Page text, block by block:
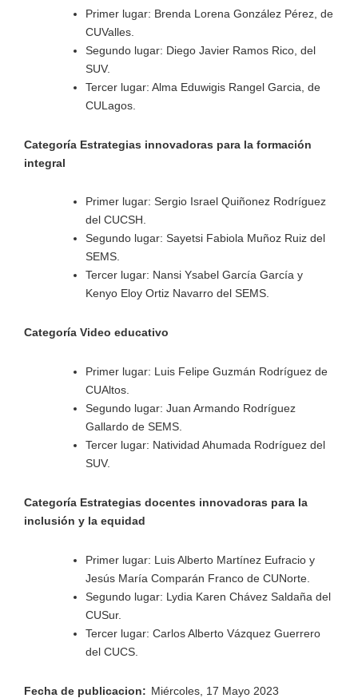
Primer lugar: Brenda Lorena González Pérez, de
CUValles.
Segundo lugar: Diego Javier Ramos Rico, del
SUV.
Tercer lugar: Alma Eduwigis Rangel Garcia, de
CULagos.
Categoría Estrategias innovadoras para la formación
integral
Primer lugar: Sergio Israel Quiñonez Rodríguez
del CUCSH.
Segundo lugar: Sayetsi Fabiola Muñoz Ruiz del
SEMS.
Tercer lugar: Nansi Ysabel García García y
Kenyo Eloy Ortiz Navarro del SEMS.
Categoría Video educativo
Primer lugar: Luis Felipe Guzmán Rodríguez de
CUAltos.
Segundo lugar: Juan Armando Rodríguez
Gallardo de SEMS.
Tercer lugar: Natividad Ahumada Rodríguez del
SUV.
Categoría Estrategias docentes innovadoras para la
inclusión y la equidad
Primer lugar: Luis Alberto Martínez Eufracio y
Jesús María Comparán Franco de CUNorte.
Segundo lugar: Lydia Karen Chávez Saldaña del
CUSur.
Tercer lugar: Carlos Alberto Vázquez Guerrero
del CUCS.
Fecha de publicacion: Miércoles, 17 Mayo 2023